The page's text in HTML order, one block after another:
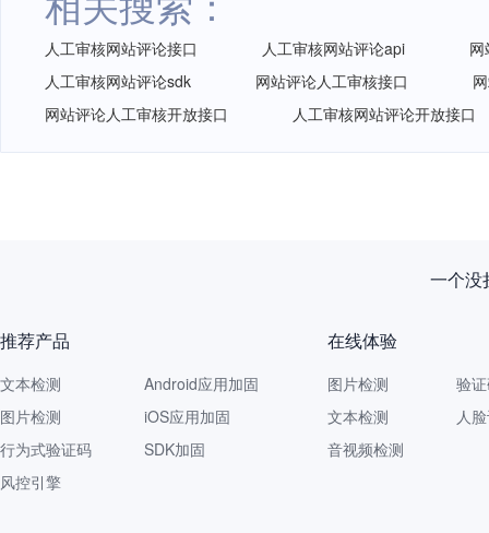
人工审核网站评论接口 人工审核网站评论api
人工审核网站评论sdk
网站评论人工审核接口
网站评论人工审核开放接口
人工审核网站评论开放接口
一个没
推荐产品
文本检测
图片检测
行为式验证码
风控引擎
Android应用加固
iOS应用加固
SDK加固
在线体验
图片检测
文本检测
音视频检测
验
人